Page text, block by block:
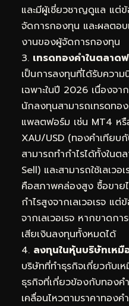
และมีผู้เชี่ยวชาญดูแล แต่
จัดการกองทุน และผลตอ
งานของผู้จัดการกองทุน
3. เทรดทองคำในตลาด
เป็นการลงทุนที่ได้รับควา
เฉพาะในปี 2026 เนื่องจ
นักลงทุนสามารถเทรดทอ
แพลตฟอร์ม เช่น MT4 หรื
XAU/USD (ทองคำเทียบ
สามารถทำกำไรได้ทั้งใน
Sell) และสามารถใช้เลเว
คือสภาพคล่องสูง ซื้อขาย
กำไรสูงจากเลเวอเรจ แ
จากเลเวอเรจ หากขาดก
เสียเงินลงทุนทั้งหมดได้
4. ลงทุนในหุ้นบริษัทเหมื
บริษัทที่ทำธุรกิจเกี่ยวกับเ
ธุรกิจที่เกี่ยวข้องกับทองค
เคลื่อนไหวตามราคาทอง